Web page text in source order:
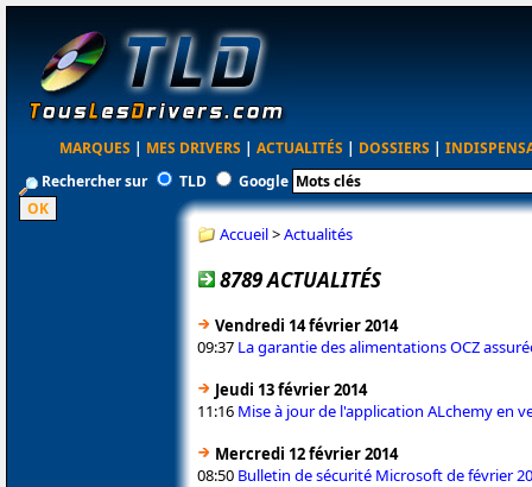
MARQUES | MES DRIVERS | ACTUALITÉS | DOSSIERS |
Rechercher sur
TLD Google
Accueil>Actualités
8789 ACTUALITÉS
Vendredi 14 février 2014
09:37 La garantie des alimentations OCZ
Jeudi 13 février 2014
11:16 Mise à jour de l'application ALchemy en
Mercredi 12 février 2014
08:50 Bulletin de sécurité Microsoft de février